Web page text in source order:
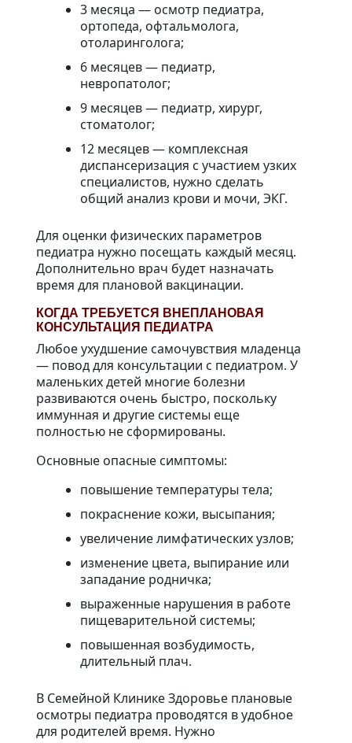
3 месяца — осмотр педиатра,
ортопеда, офтальмолога,
отоларинголога;
6 месяцев — педиатр,
невропатолог;
9 месяцев — педиатр, хирург,
стоматолог;
12 месяцев — комплексная
диспансеризация с участием узких
специалистов, нужно сделать
общий анализ крови и мочи, ЭКГ.
Для оценки физических параметров
педиатра нужно посещать каждый месяц.
Дополнительно врач будет назначать
время для плановой вакцинации.
КОГДА ТРЕБУЕТСЯ ВНЕПЛАНОВАЯ
КОНСУЛЬТАЦИЯ ПЕДИАТРА
Любое ухудшение самочувствия младенца
— повод для консультации с педиатром. У
маленьких детей многие болезни
развиваются очень быстро, поскольку
иммунная и другие системы еще
полностью не сформированы.
Основные опасные симптомы:
повышение температуры тела;
покраснение кожи, высыпания;
увеличение лимфатических узлов;
изменение цвета, выпирание или
западание родничка;
выраженные нарушения в работе
пищеварительной системы;
повышенная возбудимость,
длительный плач.
В Семейной Клинике Здоровье плановые
осмотры педиатра проводятся в удобное
для родителей время. Нужно